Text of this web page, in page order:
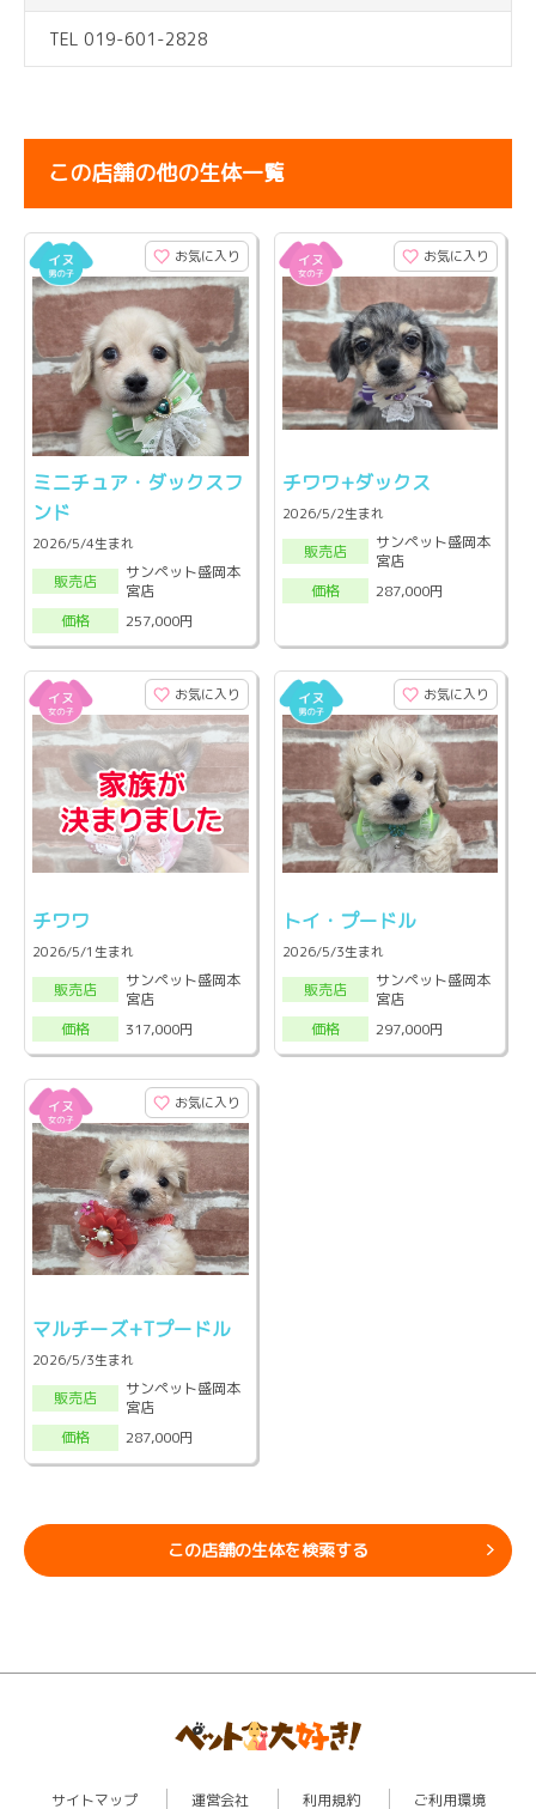
TEL 019-601-2828
この店舗の他の生体一覧
お気に入り
ミニチュア・ダックスフ
ンド
2026/5/4生まれ
販売店
サンペット盛岡本
宮店
価格
257,000円
お気に入り
チワワ+ダックス
2026/5/2生まれ
販売店
サンペット盛岡本
宮店
価格
287,000円
お気に入り
チワワ
2026/5/1生まれ
販売店
サンペット盛岡本
宮店
価格
317,000円
お気に入り
トイ・プードル
2026/5/3生まれ
販売店
サンペット盛岡本
宮店
価格
297,000円
お気に入り
マルチーズ+Tプードル
2026/5/3生まれ
販売店
サンペット盛岡本
宮店
価格
287,000円
この店舗の生体を検索する
サイトマップ 運営会社 利用規約 ご利用環境